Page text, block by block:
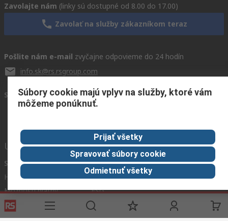
Zavolajte nám (linky sú dostupné od 8.00 do 17.00)
Zavolať na služby zákazníkom teraz
Pošlite nám e-mail zvyčajne odpovieme do 24 hodín
info.sk@rs.rsgroup.com
Spojte sa s nami
Užitočné odkazy
Služby
História objednávok
Možnosti platby
Objednávanie
Recyklácia
O spoločnosti RS
Celosvetovo
ESG
Kariéra
Kontaktujte nás
Súbory cookie majú vplyv na služby, ktoré vám
môžeme ponúknuť.
Prijať všetky
Spravovať súbory cookie
Odmietnuť všetky